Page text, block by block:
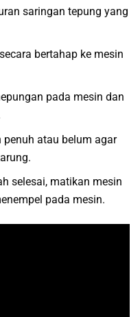
saringan tepung yang
bertahap ke mesin
pada mesin dan
penuh atau belum agar
selesai, matikan mesin
pada mesin.